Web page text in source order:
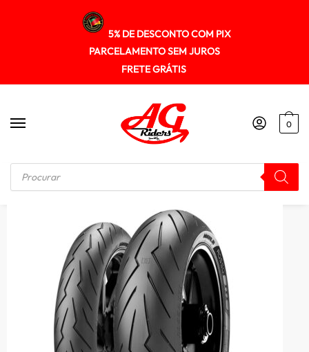
5% DE DESCONTO COM PIX
PARCELAMENTO SEM JUROS
FRETE GRÁTIS
0
Início / PNEUS